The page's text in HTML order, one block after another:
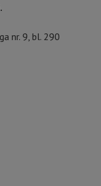
nr. 9, bl. 290